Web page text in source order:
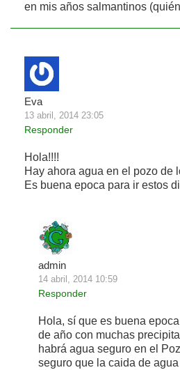
en mis años salmantinos
Eva
13 abril, 2014 23:05
Responder
Hola!!!!
Hay ahora agua en el pozo de
Es buena epoca para ir estos
admin
14 abril, 2014 10:59
Responder
Hola, sí que es buena
de año con muchas
habrá agua seguro en el
seguro que la caida de